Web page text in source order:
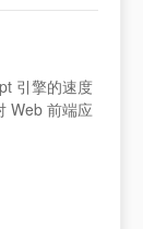
引擎的速度
Web 前端应